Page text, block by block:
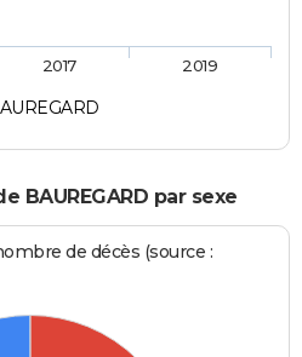
2017 2019
BAUREGARD par sexe
de décès (source :